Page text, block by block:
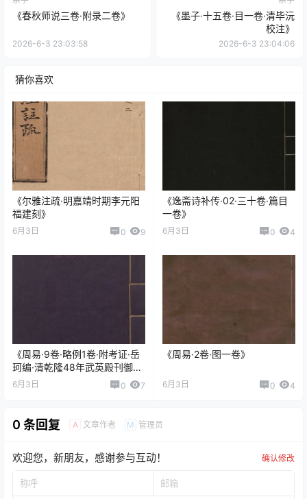
《春秋师说三卷·附录二卷》
2026-6-3 23:03:58
《墨子·十五卷·目一卷·清毕沅
校注》
2026-6-3 23:04:06
猜你喜欢
《尔雅注疏·明嘉靖时期李元阳
福建刻》
6月3日 0 9
《逸斋诗补传·02·三十卷·篇目
一卷》
6月3日 0 4
《周易·9卷·略例1卷·附考证·岳
珂编·清乾隆48年武英殿刊御定
仿宋相台岳氏本五经》
6月3日 0 7
《周易·2卷·图一卷》
6月3日 0 4
0 条回复 A 文章作者 M 管理员
欢迎您，新朋友，感谢参与互动！ 确认修改